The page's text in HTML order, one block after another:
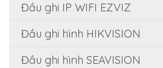
Đầu ghi IP WIFI EZVIZ
Đầu ghi hình HIKVISION
Đầu ghi hình SEAVISION